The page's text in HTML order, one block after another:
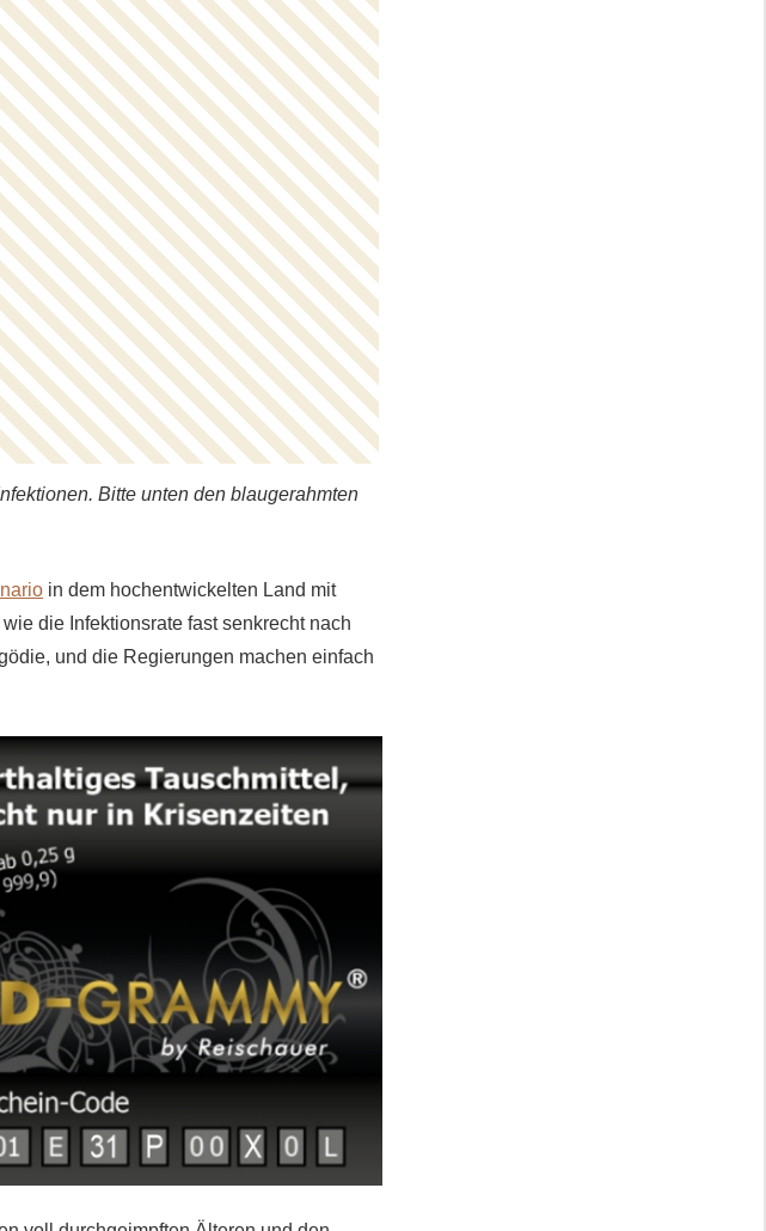
Bitte unten den blaugerahmten
in dem hochentwickelten Land mit
wie die Infektionsrate fast senkrecht nach
und die Regierungen machen einfach